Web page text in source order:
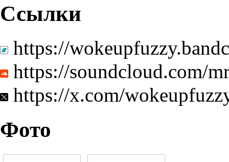
Ссылки
https://
https://soundcloud.com/
https://x.com/
Фото